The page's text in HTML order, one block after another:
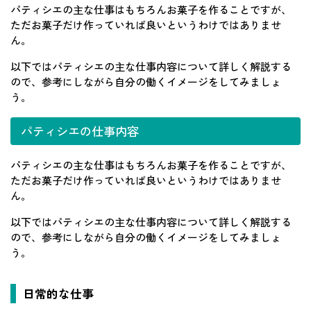
パティシエの主な仕事はもちろんお菓子を作ることですが、
ただお菓子だけ作っていれば良いというわけではありませ
ん。
以下ではパティシエの主な仕事内容について詳しく解説する
ので、参考にしながら自分の働くイメージをしてみましょ
う。
パティシエの仕事内容
パティシエの主な仕事はもちろんお菓子を作ることですが、
ただお菓子だけ作っていれば良いというわけではありませ
ん。
以下ではパティシエの主な仕事内容について詳しく解説する
ので、参考にしながら自分の働くイメージをしてみましょ
う。
日常的な仕事